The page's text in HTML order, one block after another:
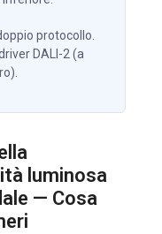
protocollo.
DALI-2 (a
luminosa
— Cosa